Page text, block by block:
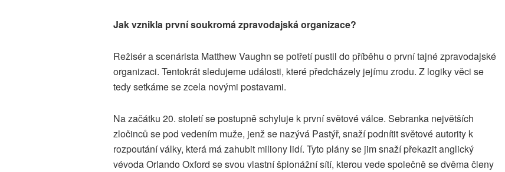
Jak vznikla první soukromá zpravodajská organizace?
Režisér a scenárista Matthew Vaughn se potřetí pustil do příběhu o první tajné zpravodajské
organizaci. Tentokrát sledujeme události, které předcházely jejímu zrodu. Z logiky věci se
tedy setkáme se zcela novými postavami.
Na začátku 20. století se postupně schyluje k první světové válce. Sebranka největších
zločinců se pod vedením muže, jenž se nazývá Pastýř, snaží podnítit světové autority k
rozpoutání války, která má zahubit miliony lidí. Tyto plány se jim snaží překazit anglický
vévoda Orlando Oxford se svou vlastní špionážní sítí, kterou vede společně se dvěma členy